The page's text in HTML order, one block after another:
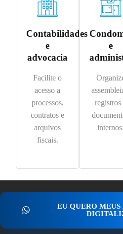
Contabilidades
e
advocacia
Facilite o
acesso a
processos,
contratos e
arquivos
fiscais.
e
registros
internos.
EU QUERO